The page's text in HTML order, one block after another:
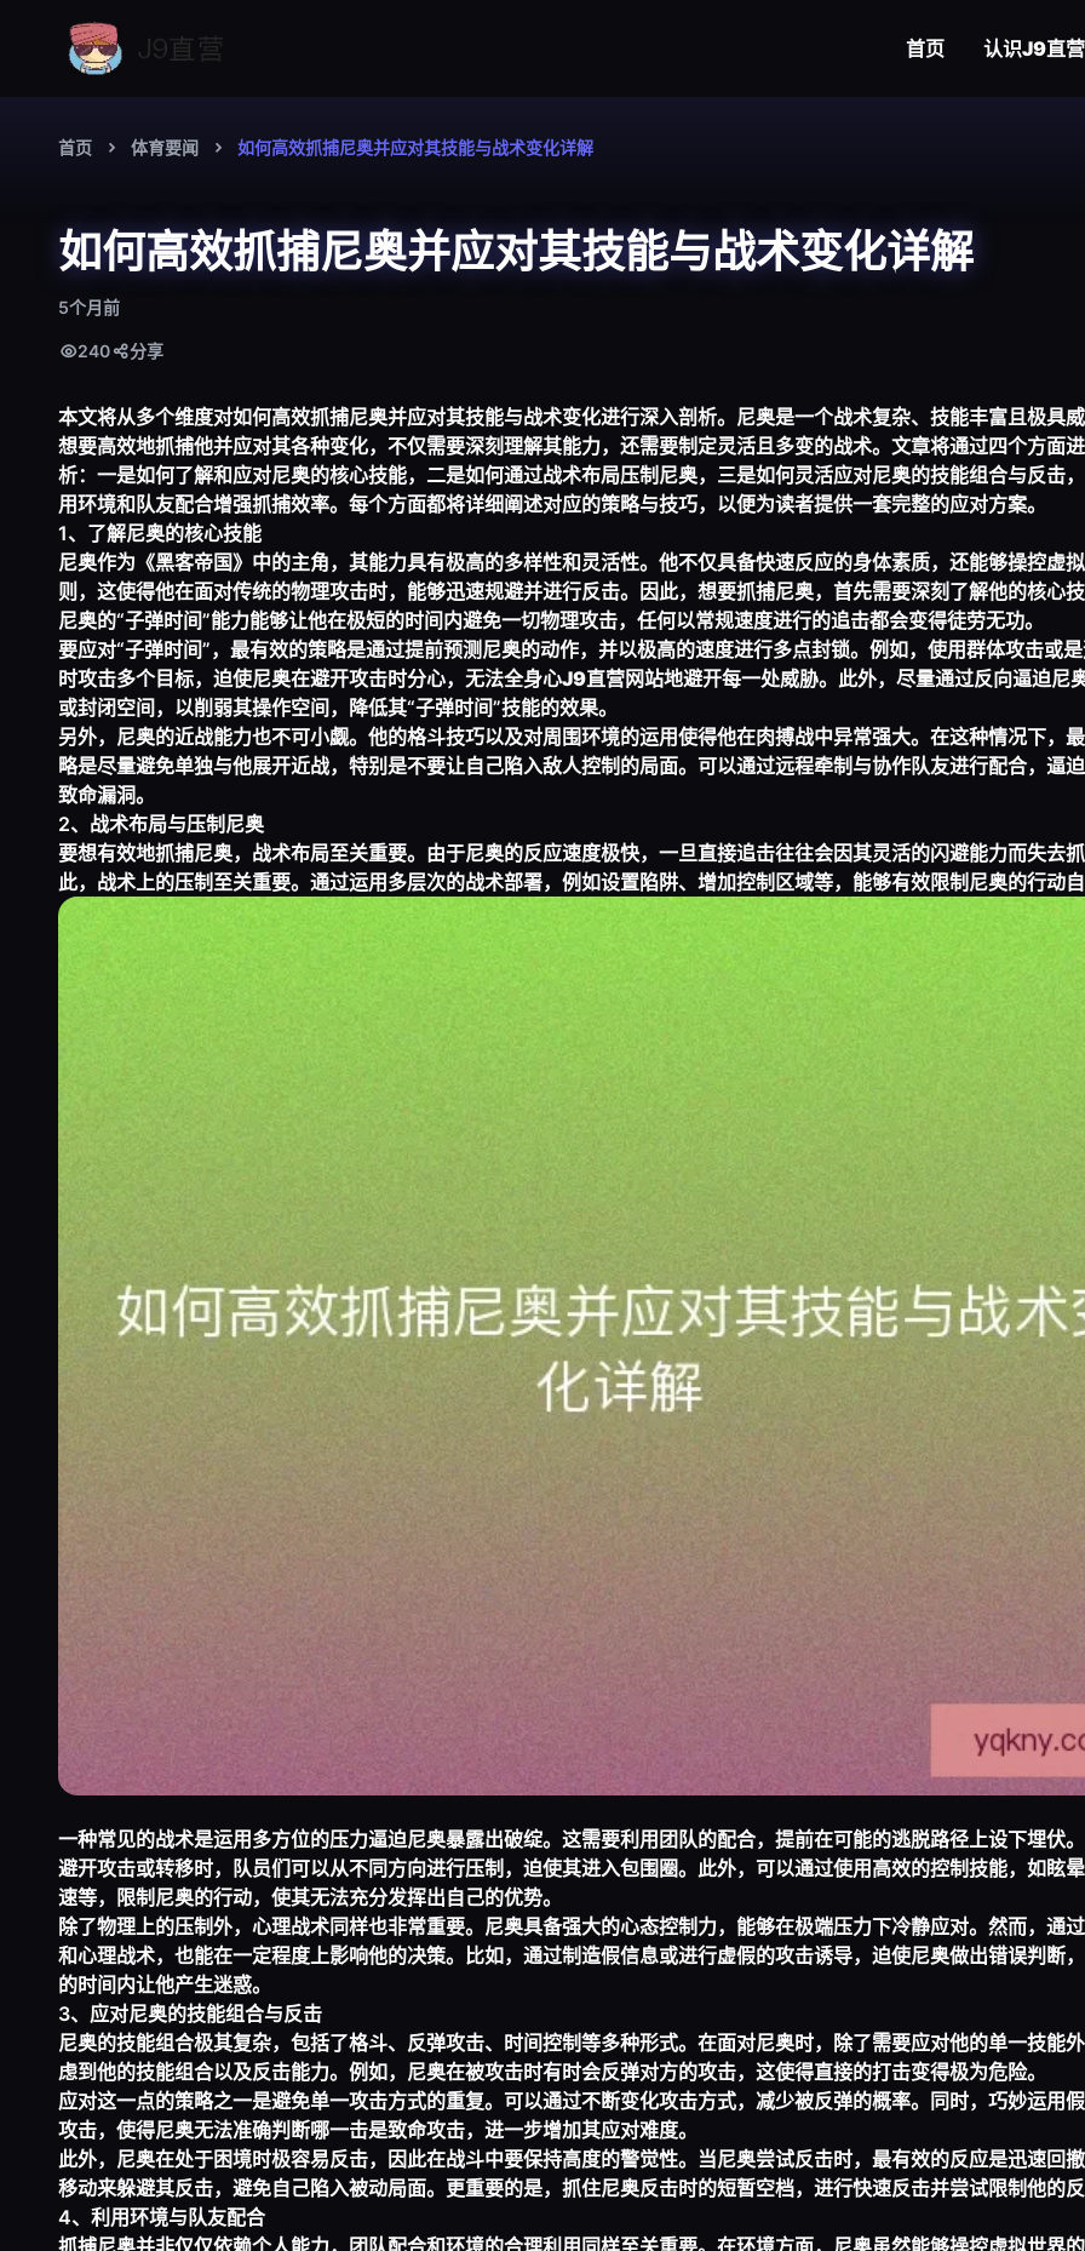
首页 认识J9直营
首页 体育要闻 如何高效抓捕尼奥并应对其技能与战术变化详解
如何高效抓捕尼奥并应对其技能与战术变化详解
5个月前
240 分享
本文将从多个维度对如何高效抓捕尼奥并应对其技能与战术变化进行深入剖析。尼奥是一个战术复杂、技能丰富且极具威
想要高效地抓捕他并应对其各种变化，不仅需要深刻理解其能力，还需要制定灵活且多变的战术。文章将通过四个方面
析：一是如何了解和应对尼奥的核心技能，二是如何通过战术布局压制尼奥，三是如何灵活应对尼奥的技能组合与反击
用环境和队友配合增强抓捕效率。每个方面都将详细阐述对应的策略与技巧，以便为读者提供一套完整的应对方案。
1、了解尼奥的核心技能
尼奥作为《黑客帝国》中的主角，其能力具有极高的多样性和灵活性。他不仅具备快速反应的身体素质，还能够操控虚
则，这使得他在面对传统的物理攻击时，能够迅速规避并进行反击。因此，想要抓捕尼奥，首先需要深刻了解他的核心技
尼奥的“子弹时间”能力能够让他在极短的时间内避免一切物理攻击，任何以常规速度进行的追击都会变得徒劳无功。
要应对“子弹时间”，最有效的策略是通过提前预测尼奥的动作，并以极高的速度进行多点封锁。例如，使用群体攻击或
时攻击多个目标，迫使尼奥在避开攻击时分心，无法全身心J9直营网站地避开每一处威胁。此外，尽量通过反向逼迫尼
或封闭空间，以削弱其操作空间，降低其“子弹时间”技能的效果。
另外，尼奥的近战能力也不可小觑。他的格斗技巧以及对周围环境的运用使得他在肉搏战中异常强大。在这种情况下，
略是尽量避免单独与他展开近战，特别是不要让自己陷入敌人控制的局面。可以通过远程牵制与协作队友进行配合，逼
致命漏洞。
2、战术布局与压制尼奥
要想有效地抓捕尼奥，战术布局至关重要。由于尼奥的反应速度极快，一旦直接追击往往会因其灵活的闪避能力而失去
此，战术上的压制至关重要。通过运用多层次的战术部署，例如设置陷阱、增加控制区域等，能够有效限制尼奥的行动自
一种常见的战术是运用多方位的压力逼迫尼奥暴露出破绽。这需要利用团队的配合，提前在可能的逃脱路径上设下埋伏
避开攻击或转移时，队员们可以从不同方向进行压制，迫使其进入包围圈。此外，可以通过使用高效的控制技能，如眩
速等，限制尼奥的行动，使其无法充分发挥出自己的优势。
除了物理上的压制外，心理战术同样也非常重要。尼奥具备强大的心态控制力，能够在极端压力下冷静应对。然而，通
和心理战术，也能在一定程度上影响他的决策。比如，通过制造假信息或进行虚假的攻击诱导，迫使尼奥做出错误判断
的时间内让他产生迷惑。
3、应对尼奥的技能组合与反击
尼奥的技能组合极其复杂，包括了格斗、反弹攻击、时间控制等多种形式。在面对尼奥时，除了需要应对他的单一技能
虑到他的技能组合以及反击能力。例如，尼奥在被攻击时有时会反弹对方的攻击，这使得直接的打击变得极为危险。
应对这一点的策略之一是避免单一攻击方式的重复。可以通过不断变化攻击方式，减少被反弹的概率。同时，巧妙运用
攻击，使得尼奥无法准确判断哪一击是致命攻击，进一步增加其应对难度。
此外，尼奥在处于困境时极容易反击，因此在战斗中要保持高度的警觉性。当尼奥尝试反击时，最有效的反应是迅速回
移动来躲避其反击，避免自己陷入被动局面。更重要的是，抓住尼奥反击时的短暂空档，进行快速反击并尝试限制他的反
4、利用环境与队友配合